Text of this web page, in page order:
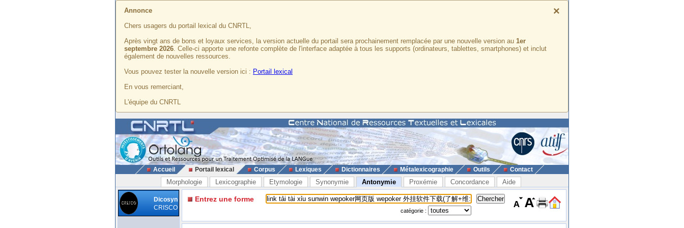
×
Annonce
Chers usagers du portail lexical du CNRTL,
Après vingt ans de bons et loyaux services, la version actuelle du portail sera prochainement remplacée par une nouvelle version au 1er
septembre 2026. Celle-ci apporte une refonte complète de l'interface adaptée à tous les supports (ordinateurs, tablettes, smartphones) et inclut
également de nouvelles ressources.
Vous pouvez tester la nouvelle version ici : Portail lexical
En vous remerciant,
L'équipe du CNRTL
Accueil Portail lexical Corpus Lexiques Dictionnaires Métalexicographie Outils Contact
Morphologie Lexicographie Etymologie Synonymie Antonymie Proxémie Concordance Aide
Dicosyn
CRISCO
Entrez une forme
catégorie :